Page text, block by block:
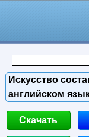
Искусство
английском
Скачать